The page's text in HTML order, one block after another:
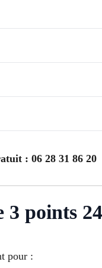
: 06 28 31 86 20
3 points
pour :